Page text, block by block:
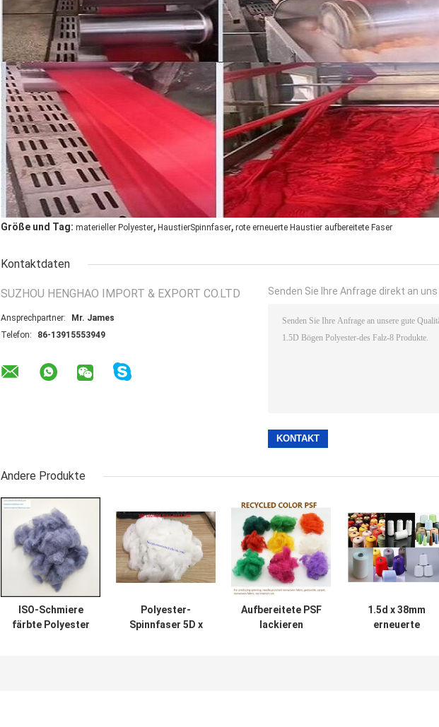
Größe und Tag: materieller Polyester, HaustierSpinnfaser, rote erneuerte Haustier aufbereitete Faser
Kontaktdaten
SUZHOU HENGHAO IMPORT & EXPORT CO.LTD
Ansprechpartner:
Mr. James
Telefon:
86-13915553949
Senden Sie Ihre Anfrage direkt an uns
Andere Produkte
ISO-Schmiere
färbte Polyester
Polyester-
Spinnfaser 5D x
Aufbereitete PSF
lackieren
1.5d x 38mm
erneuerte